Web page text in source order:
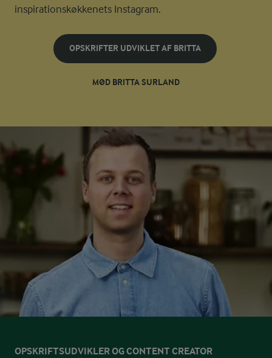
inspirationskøkkenets Instagram.
OPSKRIFTER UDVIKLET AF BRITTA
MØD BRITTA SURLAND
OPSKRIFTSUDVIKLER OG CONTENT CREATOR